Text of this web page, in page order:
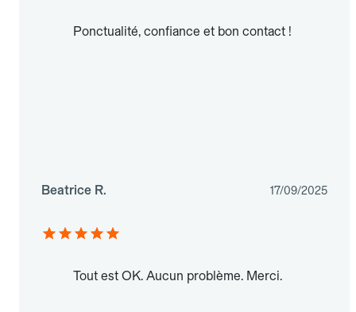
Ponctualité, confiance et bon contact !
Beatrice R. 17/09/2025
Tout est OK. Aucun problème. Merci.